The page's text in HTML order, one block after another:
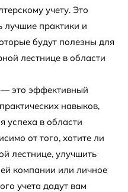
учету. Это
лучшие практики и
будут полезны для
лестнице в области
— это эффективный
навыков,
успеха в области
от того, хотите ли
лестнице, улучшить
компании или личное
учета дадут вам